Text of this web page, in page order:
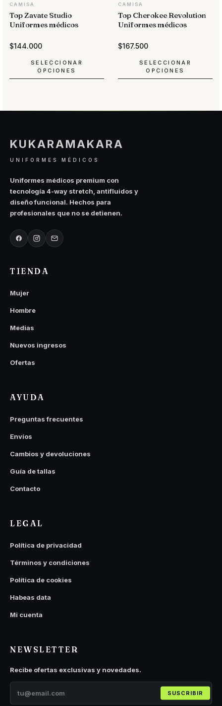
CAMISA
Top Zavate Studio
Uniformes médicos
$144.000
SELECCIONAR
OPCIONES
opciones
se
elegir
en
la
de
producto
CAMISA
Top Cherokee Revolution
Uniformes médicos
$167.500
SELECCIONAR
OPCIONES
opciones
en
KUKARAMAKARA
UNIFORMES MÉDICOS
Uniformes médicos premium con
tecnología 4-way stretch, antifluidos y
diseño funcional. Hechos para
profesionales que no se detienen.
TIENDA
Mujer
Hombre
Medias
Nuevos ingresos
Ofertas
AYUDA
Preguntas frecuentes
Envíos
Cambios y devoluciones
Guía de tallas
Contacto
LEGAL
Política de privacidad
Términos y condiciones
Política de cookies
Habeas data
Mi cuenta
NEWSLETTER
Recibe ofertas exclusivas y novedades.
SUSCRIBIR